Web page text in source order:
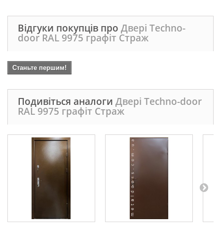
Відгуки покупців про Двері Techno-
door RAL 9975 графіт Страж
Станьте першим!
Подивіться аналоги Двері Techno-door
RAL 9975 графіт Страж